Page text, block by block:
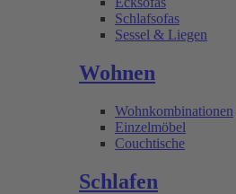
Schlafsofas
Sessel & Liegen
Wohnen
Wohnkombinationen
Einzelmöbel
Couchtische
Schlafen